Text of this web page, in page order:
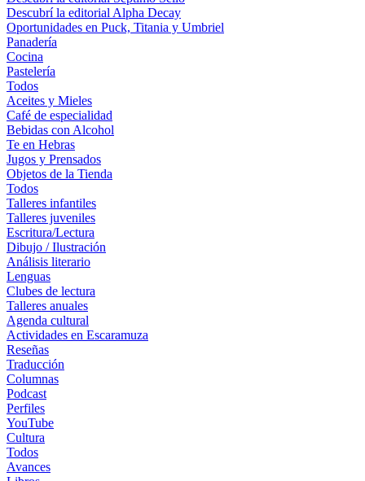
Descubrí la editorial Alpha Decay
Oportunidades en Puck, Titania y Umbriel
Panadería
Cocina
Pastelería
Todos
Aceites y Mieles
Café de especialidad
Bebidas con Alcohol
Te en Hebras
Jugos y Prensados
Objetos de la Tienda
Todos
Talleres infantiles
Talleres juveniles
Escritura/Lectura
Dibujo / Ilustración
Análisis literario
Lenguas
Clubes de lectura
Talleres anuales
Agenda cultural
Actividades en Escaramuza
Reseñas
Traducción
Columnas
Podcast
Perfiles
YouTube
Cultura
Todos
Avances